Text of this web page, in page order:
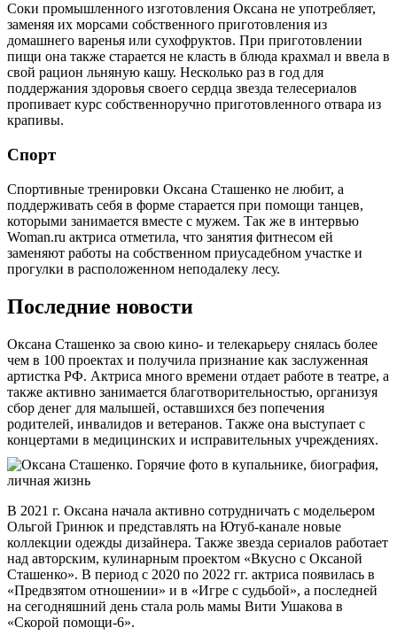
Соки промышленного изготовления Оксана не употребляет,
заменяя их морсами собственного приготовления из
домашнего варенья или сухофруктов. При приготовлении
пищи она также старается не класть в блюда крахмал и ввела в
свой рацион льняную кашу. Несколько раз в год для
поддержания здоровья своего сердца звезда телесериалов
пропивает курс собственноручно приготовленного отвара из
крапивы.
Спорт
Спортивные тренировки Оксана Сташенко не любит, а
поддерживать себя в форме старается при помощи танцев,
которыми занимается вместе с мужем. Так же в интервью
Woman.ru актриса отметила, что занятия фитнесом ей
заменяют работы на собственном приусадебном участке и
прогулки в расположенном неподалеку лесу.
Последние новости
Оксана Сташенко за свою кино- и телекарьеру снялась более
чем в 100 проектах и получила признание как заслуженная
артистка РФ. Актриса много времени отдает работе в театре, а
также активно занимается благотворительностью, организуя
сбор денег для малышей, оставшихся без попечения
родителей, инвалидов и ветеранов. Также она выступает с
концертами в медицинских и исправительных учреждениях.
В 2021 г. Оксана начала активно сотрудничать с модельером
Ольгой Гринюк и представлять на Ютуб-канале новые
коллекции одежды дизайнера. Также звезда сериалов работает
над авторским, кулинарным проектом «Вкусно с Оксаной
Сташенко». В период с 2020 по 2022 гг. актриса появилась в
«Предвзятом отношении» и в «Игре с судьбой», а последней
на сегодняшний день стала роль мамы Вити Ушакова в
«Скорой помощи-6».